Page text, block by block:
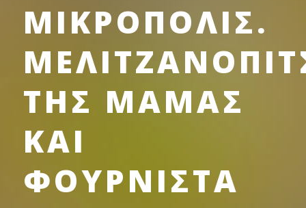
ΜΙΚΡΟΠΟΛΙΣ.
ΤΗΣ ΜΑΜΑΣ
ΚΑΙ
ΦΟΥΡΝΙΣΤΑ